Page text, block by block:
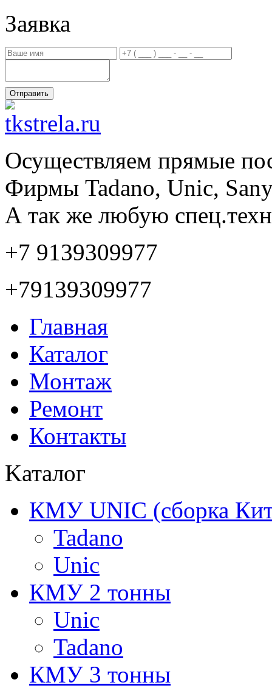
Заявка
Осуществляем прямые
Фирмы Tadano, Unic,
А так же любую
+7 9139309977
+79139309977
Главная
Каталог
Монтаж
Ремонт
Контакты
Kаталог
КМУ UNIC (сборка
Tadano
Unic
КМУ 2 тонны
Unic
Tadano
КМУ 3 тонны